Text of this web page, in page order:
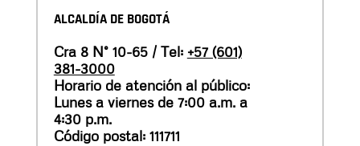
ALCALDÍA DE BOGOTÁ
Cra 8 N° 10-65 / Tel: +57 (601)
381-3000
Horario de atención al público:
Lunes a viernes de 7:00 a.m. a
4:30 p.m.
Código postal: 111711